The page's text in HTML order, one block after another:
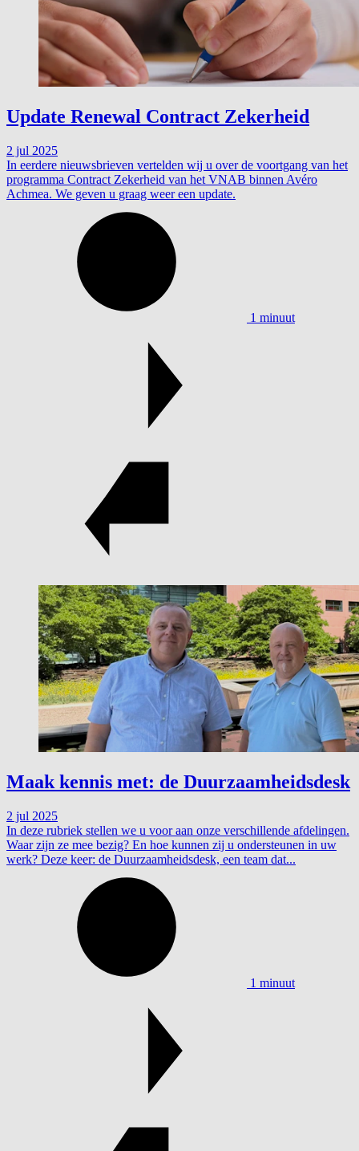
Update Renewal Contract Zekerheid
2 jul 2025
In eerdere nieuwsbrieven vertelden wij u over de voortgang van het
programma Contract Zekerheid van het VNAB binnen Avéro
Achmea. We geven u graag weer een update.
1 minuut
Maak kennis met: de Duurzaamheidsdesk
2 jul 2025
In deze rubriek stellen we u voor aan onze verschillende afdelingen.
Waar zijn ze mee bezig? En hoe kunnen zij u ondersteunen in uw
werk? Deze keer: de Duurzaamheidsdesk, een team dat...
1 minuut